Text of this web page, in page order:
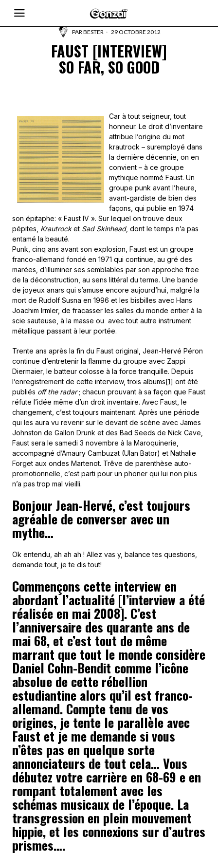
PARBESTER 29 OCTOBRE 2012
FAUST [INTERVIEW]
SO FAR, SO GOOD
Car à tout seigneur, tout
honneur. Le droit d’inventaire
attribue l’origine du mot
krautrock – suremployé dans
la dernière décennie, on en
convient – à ce groupe
mythique nommé Faust. Un
groupe punk avant l’heure,
avant-gardiste de bien des
façons, qui publie en 1974
son épitaphe: « Faust IV ». Sur lequel on trouve deux
pépites, Krautrocket Sad Skinhead, dont le temps n’a pas
entamé la beauté.
Punk, cinq ans avant son explosion, Faust est un groupe
franco-allemand fondé en 1971 qui continue, au gré des
marées, d’illuminer ses semblables par son approche free
de la déconstruction, au sens littéral du terme. Une bande
de joyeux anars qui s’amuse encore aujourd’hui, malgré la
mort de Rudolf Susna en 1996 et les bisbilles avec Hans
Joachim Irmler, de fracasser les salles du monde entier à la
scie sauteuse, à la masse ou avec tout autre instrument
métallique passant à leur portée.
Trente ans après la fin du Faust original, Jean-Hervé Péron
continue d’entretenir la flamme du groupe avec Zappi
Diermaier, le batteur colosse à la force tranquille. Depuis
l’enregistrement de cette interview, trois albums[1] ont été
publiés off the radar; chacun prouvant à sa façon que Faust
réfute l’idée même d’un droit inventaire. Avec Faust, le
changement, c’est toujours maintenant. Après une période
qui les aura vu revenir sur le devant de scène avec James
Johnston de Gallon Drunk et des Bad Seeds de Nick Cave,
Faust sera le samedi 3 novembre à la Maroquinerie,
accompagné d’Amaury Cambuzat (Ulan Bator) et Nathalie
Forget aux ondes Martenot. Trêve de parenthèse auto-
promotionnelle, c’est parti pour un phoner qui lui non plus
n’a pas trop mal vieilli.
Bonjour Jean-Hervé, c’est toujours
agréable de converser avec un
mythe…
Ok entendu, ah ah ah ! Allez vas y, balance tes questions,
demande tout, je te dis tout!
Commençons cette interview en
abordant l’actualité [l’interview a été
réalisée en mai 2008]. C’est
l’anniversaire des quarante ans de
mai 68, et c’est tout de même
marrant que tout le monde considère
Daniel Cohn-Bendit comme l’icône
absolue de cette rébellion
estudiantine alors qu’il est franco-
allemand. Compte tenu de vos
origines, je tente le parallèle avec
Faust et je me demande si vous
n’êtes pas en quelque sorte
annonciateurs de tout cela… Vous
débutez votre carrière en 68-69 e en
rompant totalement avec les
schémas musicaux de l’époque. La
transgression en plein mouvement
hippie, et les connexions sur d’autres
prismes….